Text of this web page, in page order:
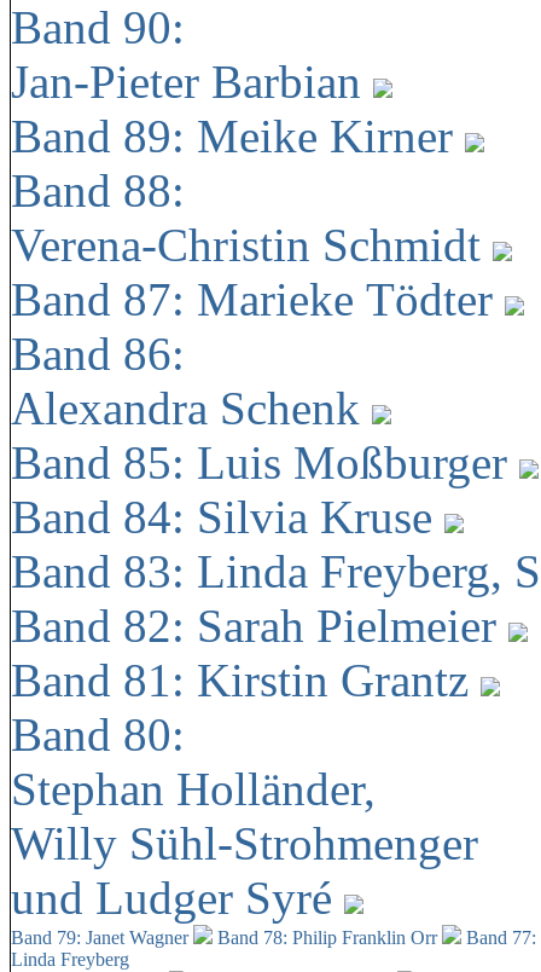
Band 90:
Jan-Pieter Barbian
Band 89: Meike Kirner
Band 88:
Verena-Christin Schmidt
Band 87: Marieke Tödter
Band 86:
Alexandra Schenk
Band 85: Luis Moßburger
Band 84: Silvia Kruse
Band 83: Linda Freyberg,
Band 82: Sarah Pielmeier
Band 81: Kirstin Grantz
Band 80:
Stephan Holländer,
Willy Sühl-Strohmenger
und Ludger Syré
Band 79: Janet Wagner Band 78: Philip Franklin Orr
Band
Linda Freyberg